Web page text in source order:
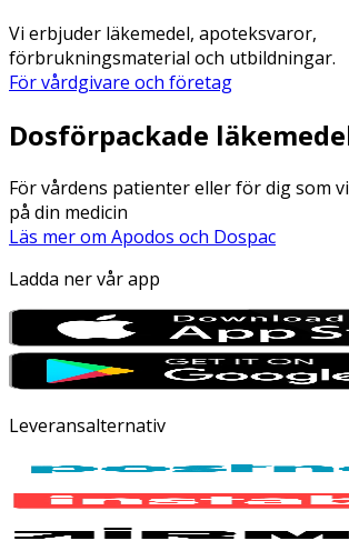
Vi erbjuder läkemedel, apoteksvaror,
förbrukningsmaterial och utbildningar.
För vårdgivare och företag
Dosförpackade
För vårdens patienter eller för dig som
på din medicin
Läs mer om Apodos och Dospac
Ladda ner vår app
Leveransalternativ